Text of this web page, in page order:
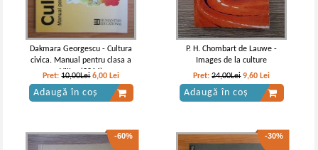
Dakmara Georgescu - Cultura
civica. Manual pentru clasa a
VIII-a (2014)
Pret:10,00Lei 6,00 Lei
Adaugă în coș
P. H. Chombart de Lauwe -
Images de la culture
Pret:24,00Lei 9,60 Lei
Adaugă în coș
-60% -30%